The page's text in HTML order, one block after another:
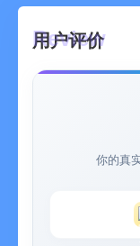
- 自动锁屏：启用密
保护你的一切隐私。
- 存储照片：无限制
- 存储视频：无限
- 账号保护：无限
- 联系人存储：保
- 文件夹：通过建
- iCloud云端自动同
-使用条款 ：
-隐私政策：https://
用户评价
你的真